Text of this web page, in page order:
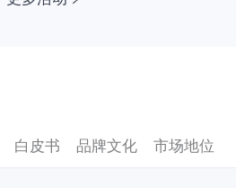
白皮书 品牌文化 市场地位